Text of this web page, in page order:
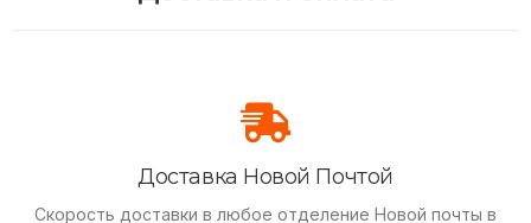
Доставка Новой Почтой
Скорость доставки в любое отделение Новой почты в